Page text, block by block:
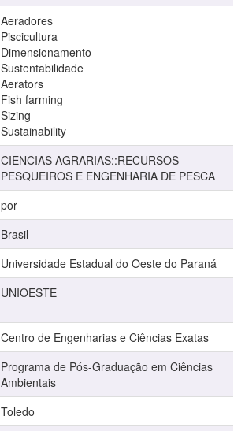
Aeradores
Piscicultura
Dimensionamento
Sustentabilidade
Aerators
Fish farming
Sizing
Sustainability
CIENCIAS AGRARIAS::RECURSOS
PESQUEIROS E ENGENHARIA DE PESCA
por
Brasil
Universidade Estadual do Oeste do Paraná
UNIOESTE
Centro de Engenharias e Ciências Exatas
Programa de Pós-Graduação em Ciências
Ambientais
Toledo